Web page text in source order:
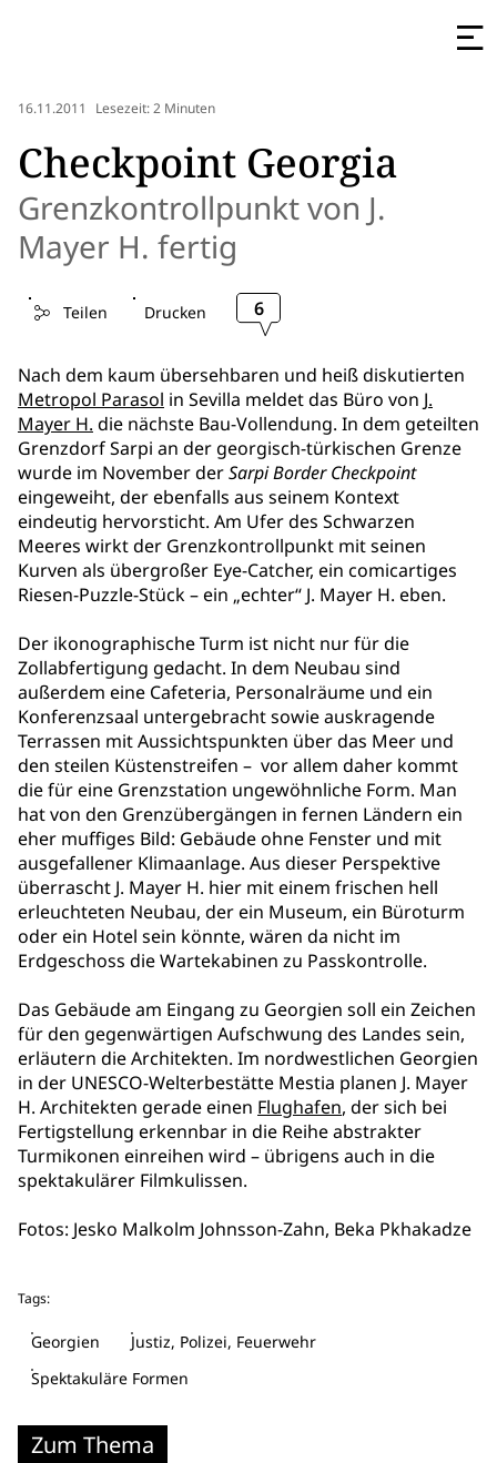
16.11.2011 Lesezeit: 2 Minuten
Checkpoint Georgia
Grenzkontrollpunkt von J.
Mayer H. fertig
Teilen Drucken 6
Nach dem kaum übersehbaren und heiß diskutierten
Metropol Parasol in Sevilla meldet das Büro von J.
Mayer H. die nächste Bau-Vollendung. In dem geteilten
Grenzdorf Sarpi an der georgisch-türkischen Grenze
wurde im November derSarpi Border Checkpoint
eingeweiht, der ebenfalls aus seinem Kontext
eindeutig hervorsticht. Am Ufer des Schwarzen
Meeres wirkt der Grenzkontrollpunkt mit seinen
Kurven als übergroßer Eye-Catcher, ein comicartiges
Riesen-Puzzle-Stück – ein „echter“ J. Mayer H. eben.
Der ikonographische Turm ist nicht nur für die
Zollabfertigung gedacht. In dem Neubau sind
außerdem eine Cafeteria, Personalräume und ein
Konferenzsaal untergebracht sowie auskragende
Terrassen mit Aussichtspunkten über das Meer und
den steilen Küstenstreifen – vor allem daher kommt
die für eine Grenzstation ungewöhnliche Form. Man
hat von den Grenzübergängen in fernen Ländern ein
eher muffiges Bild: Gebäude ohne Fenster und mit
ausgefallener Klimaanlage. Aus dieser Perspektive
überrascht J. Mayer H. hier mit einem frischen hell
erleuchteten Neubau, der ein Museum, ein Büroturm
oder ein Hotel sein könnte, wären da nicht im
Erdgeschoss die Wartekabinen zu Passkontrolle.
Das Gebäude am Eingang zu Georgien soll ein Zeichen
für den gegenwärtigen Aufschwung des Landes sein,
erläutern die Architekten. Im nordwestlichen Georgien
in der UNESCO-Welterbestätte Mestia planen J. Mayer
H. Architekten gerade einen Flughafen, der sich bei
Fertigstellung erkennbar in die Reihe abstrakter
Turmikonen einreihen wird – übrigens auch in die
spektakulärer Filmkulissen.
Fotos: Jesko Malkolm Johnsson-Zahn, Beka Pkhakadze
Tags:
Georgien
Justiz, Polizei, Feuerwehr
Spektakuläre Formen
Zum Thema